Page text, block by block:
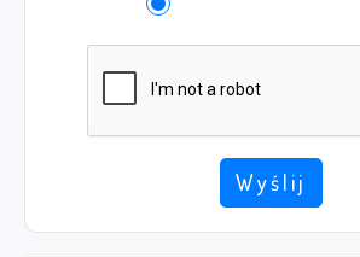
Wyślij